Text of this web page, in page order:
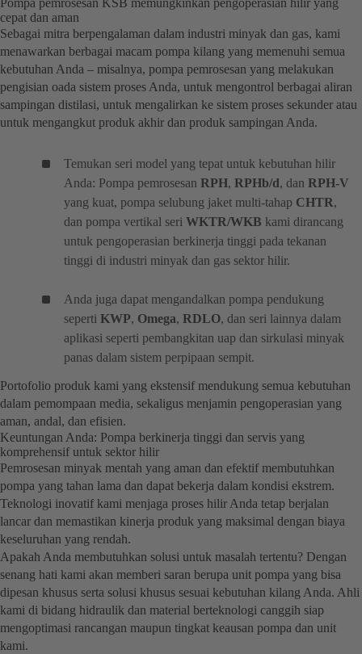
Pompa pemrosesan KSB memungkinkan pengoperasian hilir yang
cepat dan aman
Sebagai mitra berpengalaman dalam industri minyak dan gas, kami
menawarkan berbagai macam pompa kilang yang memenuhi semua
kebutuhan Anda – misalnya, pompa pemrosesan yang melakukan
pengisian oada sistem proses Anda, untuk mengontrol berbagai aliran
sampingan distilasi, untuk mengalirkan ke sistem proses sekunder atau
untuk mengangkut produk akhir dan produk sampingan Anda.
Temukan seri model yang tepat untuk kebutuhan hilir
Anda: Pompa pemrosesan RPH, RPHb/d, dan RPH-V
yang kuat, pompa selubung jaket multi-tahap CHTR,
dan pompa vertikal seri WKTR/WKB kami dirancang
untuk pengoperasian berkinerja tinggi pada tekanan
tinggi di industri minyak dan gas sektor hilir.
Anda juga dapat mengandalkan pompa pendukung
seperti KWP, Omega, RDLO, dan seri lainnya dalam
aplikasi seperti pembangkitan uap dan sirkulasi minyak
panas dalam sistem perpipaan sempit.
Portofolio produk kami yang ekstensif mendukung semua kebutuhan
dalam pemompaan media, sekaligus menjamin pengoperasian yang
aman, andal, dan efisien.
Keuntungan Anda: Pompa berkinerja tinggi dan servis yang
komprehensif untuk sektor hilir
Pemrosesan minyak mentah yang aman dan efektif membutuhkan
pompa yang tahan lama dan dapat bekerja dalam kondisi ekstrem.
Teknologi inovatif kami menjaga proses hilir Anda tetap berjalan
lancar dan memastikan kinerja produk yang maksimal dengan biaya
keseluruhan yang rendah.
Apakah Anda membutuhkan solusi untuk masalah tertentu? Dengan
senang hati kami akan memberi saran berupa unit pompa yang bisa
dipesan khusus serta solusi khusus sesuai kebutuhan kilang Anda. Ahli
kami di bidang hidraulik dan material berteknologi canggih siap
mengoptimasi rancangan maupun tingkat keausan pompa dan unit
kami.